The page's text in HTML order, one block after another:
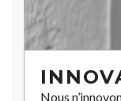
Nous